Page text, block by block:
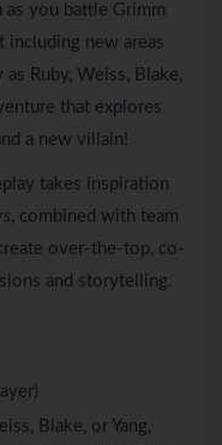
you battle Grimm
including new areas
Ruby, Weiss, Blake,
that explores
a new villain!
takes inspiration
, combined with team
over-the-top, co-
and storytelling.
Blake, or Yang,